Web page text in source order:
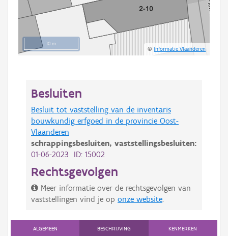
10 m
©Informatie Vlaanderen
Besluiten
Besluit tot vaststelling van de inventaris
bouwkundig erfgoed in de provincie Oost-
Vlaanderen
schrappingsbesluiten, vaststellingsbesluiten:
01-06-2023 ID: 15002
Rechtsgevolgen
Meer informatie over de rechtsgevolgen van
vaststellingen vind je op onze website
ALGEMEEN BESCHRIJVING KENMERKEN